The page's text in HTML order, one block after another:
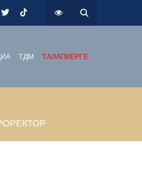
ТДМ ТАЛАПКЕРГЕ